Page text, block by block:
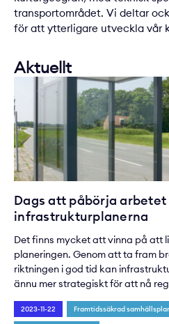
transportområdet. Vi deltar
för att ytterligare utveckla vår
Aktuellt
Dags att påbörja
infrastrukturplanerna
Det finns mycket att vinna på att
planeringen. Genom att ta fram
riktningen i god tid kan
ännu mer strategiskt för att nå
2023-11-22 Framtidssäkrad